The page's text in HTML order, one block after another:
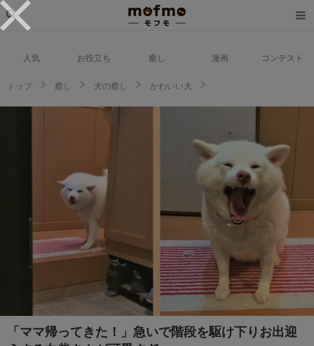
人気 お役立ち 癒し 漫画 コンテスト
トップ 癒し 犬の癒し
かわいい犬
「ママ帰ってきた！」急いで階段を駆け下りお出迎